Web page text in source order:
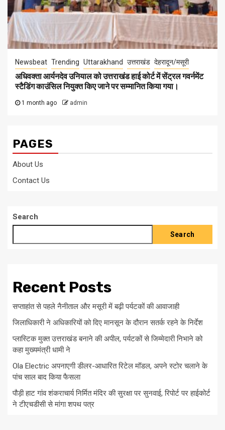
Newsbeat Trending Uttarakhand उत्तराखंड देहरादून/मसूरी
अधिवक्ता आर्यनदेव उनियाल को उत्तराखंड हाई कोर्ट में सेंट्रल गवर्नमेंट
स्टैडिंग काउंसिल नियुक्त किए जाने पर सम्मानित किया गया।
1 month ago admin
PAGES
About Us
Contact Us
Search
Search
Recent Posts
सप्ताहांत से पहले नैनीताल और मसूरी में बढ़ी पर्यटकों की आवाजाही
जिलाधिकारी ने अधिकारियों को दिए मानसून के दौरान सतर्क रहने के निर्देश
प्लास्टिक मुक्त उत्तराखंड बनाने की अपील, पर्यटकों से जिम्मेदारी निभाने को
कहा मुख्यमंत्री धामी ने
Ola Electric अपनाएगी डीलर-आधारित रिटेल मॉडल, अपने स्टोर चलाने के
पांच साल बाद किया फैसला
पौड़ी हाट गांव शंकराचार्य निर्मित मंदिर की सुरक्षा पर सुनवाई, रिपोर्ट पर हाईकोर्ट
ने टीएचडीसी से मांगा शपथ पत्र